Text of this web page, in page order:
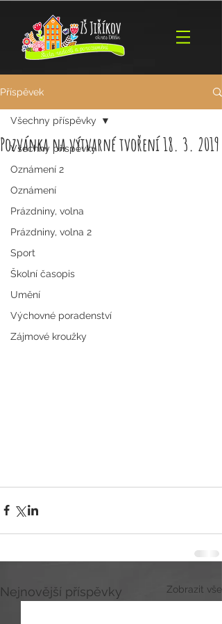
Příspěvek
Všechny příspěvky
Oznámení 2
Oznámení
Prázdniny, volna
Prázdniny, volna 2
Sport
Školní časopis
Umění
Výchovné poradenství
Zájmové kroužky
Všechny příspěvky
Pozvánka na výtvarné tvoření 18. 3. 2019
Nejnovější příspěvky Zobrazit vše